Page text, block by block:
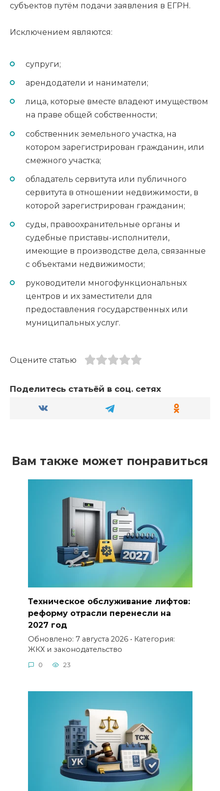
субъектов путём подачи заявления в ЕГРН.
Исключением являются:
супруги;
арендодатели и наниматели;
лица, которые вместе владеют имуществом
на праве общей собственности;
собственник земельного участка, на
котором зарегистрирован гражданин, или
смежного участка;
обладатель сервитута или публичного
сервитута в отношении недвижимости, в
которой зарегистрирован гражданин;
суды, правоохранительные органы и
судебные приставы-исполнители,
имеющие в производстве дела, связанные
с объектами недвижимости;
руководители многофункциональных
центров и их заместители для
предоставления государственных или
муниципальных услуг.
Оцените статью
Поделитесь статьёй в соц. сетях
Вам также может понравиться
Техническое обслуживание лифтов:
реформу отрасли перенесли на
2027 год
Обновлено: 7 августа 2026 • Категория:
ЖКХ и законодательство
0 23